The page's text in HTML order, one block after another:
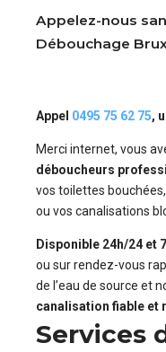
Appelez-nous
Débouchage
Appel 0495 75 62 75,
Merci internet, vous
déboucheurs
vos toilettes
ou vos canalisations
Disponible 24h/24 et
ou sur rendez-vous
de l’eau de source et
canalisation fiable et
Services